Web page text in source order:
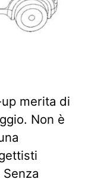
merita di
Non è